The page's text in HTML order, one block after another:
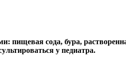
сода, бура,
у педиатра.